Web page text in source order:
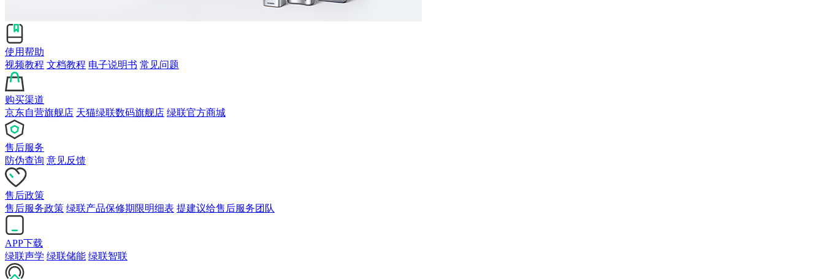
使用帮助
视频教程 文档教程 电子说明书 常见问题
购买渠道
京东自营旗舰店 天猫绿联数码旗舰店 绿联官方商城
售后服务
防伪查询 意见反馈
售后政策
售后服务政策 绿联产品保修期限明细表 提建议给售后服务团队
APP下载
绿联声学 绿联储能 绿联智联